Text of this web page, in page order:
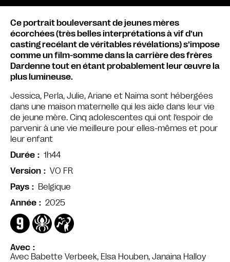
Avec
Avec Babette Verbeek, Elsa Houben, Janaina Halloy
Ce portrait bouleversant de jeunes mères
écorchées (très belles interprétations à vif d’un
casting recélant de véritables révélations) s’impose
comme un film-somme dans la carrière des frères
Dardenne tout en étant probablement leur œuvre la
plus lumineuse.
Jessica, Perla, Julie, Ariane et Naïma sont hébergées
dans une maison maternelle qui les aide dans leur vie
de jeune mère. Cinq adolescentes qui ont l’espoir de
parvenir à une vie meilleure pour elles-mêmes et pour
leur enfant
Durée
1h44
Version
VO FR
Pays
Belgique
Année
2025